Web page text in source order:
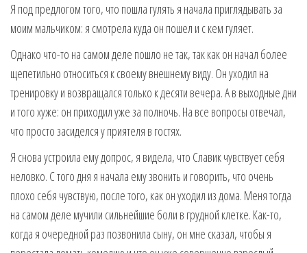
Я под предлогом того, что пошла гулять я начала приглядывать за
моим мальчиком: я смотрела куда он пошел и с кем гуляет.
Однако что-то на самом деле пошло не так, так как он начал более
щепетильно относиться к своему внешнему виду. Он уходил на
тренировку и возвращался только к десяти вечера. А в выходные дни
и того хуже: он приходил уже за полночь. На все вопросы отвечал,
что просто засиделся у приятеля в гостях.
Я снова устроила ему допрос, я видела, что Славик чувствует себя
неловко. С того дня я начала ему звонить и говорить, что очень
плохо себя чувствую, после того, как он уходил из дома. Меня тогда
на самом деле мучили сильнейшие боли в грудной клетке. Как-то,
когда я очередной раз позвонила сыну, он мне сказал, чтобы я